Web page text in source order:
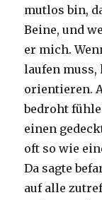
mutlos bin,
Beine, und
er mich.
laufen
orientieren.
bedroht
einen
oft so wie
Da sagte
auf alle